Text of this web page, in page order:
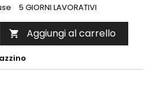
5 GIORNI LAVORATIVI
 Aggiungi al carrello